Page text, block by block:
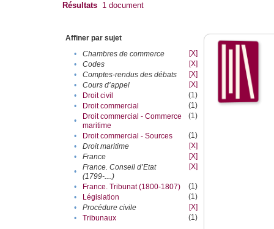
Résultats 1 document
Affiner par sujet
•
Chambres de commerce
[X]
•
Codes
[X]
•
Comptes-rendus des débats
[X]
•
Cours d’appel
[X]
•
Droit civil
(1)
•
Droit commercial
(1)
•
Droit commercial - Commerce
maritime
(1)
• Droit commercial - Sources
(1)
•
Droit maritime
[X]
•
France
[X]
•
France. Conseil d’Etat
(1799-....)
[X]
• France. Tribunat (1800-1807)
(1)
•
Législation
(1)
•
Procédure civile
[X]
•
Tribunaux
(1)